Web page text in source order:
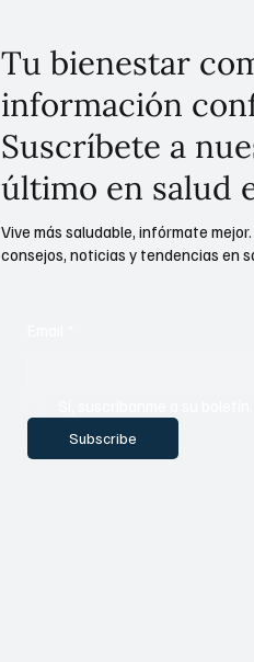
Tu bienestar
información
Suscríbete a
último en salud
Subscribe
Vive más saludable, infórmate
consejos, noticias y tendencias en